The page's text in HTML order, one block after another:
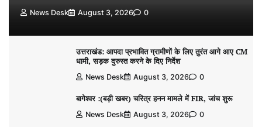
News Desk August 3, 2026 0
उत्तराखंड: आपदा प्रभावित ग्रामीणों के लिए तुरंत आगे आए CM
धामी, सड़क दुरुस्त करने के दिए निर्देश
News Desk August 3, 2026 0
बागेश्वर :(बड़ी खबर) चरित्र हनन मामले में FIR, जांच शुरू
News Desk August 3, 2026 0